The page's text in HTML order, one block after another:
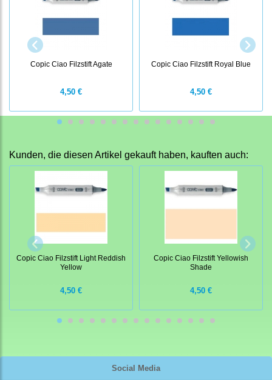
Social Media
Copic Ciao Filzstift Agate
4,50 €
Copic Ciao Filzstift Royal Blue
4,50 €
Kunden, die diesen Artikel gekauft haben, kauften auch:
Copic Ciao Filzstift Light Reddish
Yellow
4,50 €
Copic Ciao Filzstift Yellowish
Shade
4,50 €